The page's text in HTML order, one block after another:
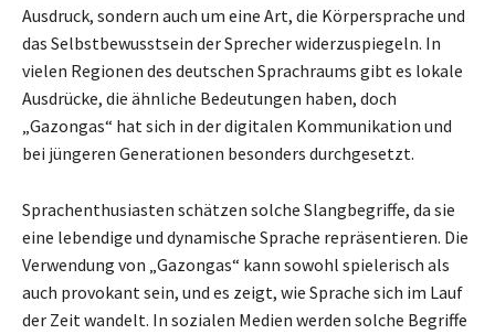
Ausdruck, sondern auch um eine Art, die Körpersprache und
das Selbstbewusstsein der Sprecher widerzuspiegeln. In
vielen Regionen des deutschen Sprachraums gibt es lokale
Ausdrücke, die ähnliche Bedeutungen haben, doch
„Gazongas“ hat sich in der digitalen Kommunikation und
bei jüngeren Generationen besonders durchgesetzt.
Sprachenthusiasten schätzen solche Slangbegriffe, da sie
eine lebendige und dynamische Sprache repräsentieren. Die
Verwendung von „Gazongas“ kann sowohl spielerisch als
auch provokant sein, und es zeigt, wie Sprache sich im Lauf
der Zeit wandelt. In sozialen Medien werden solche Begriffe